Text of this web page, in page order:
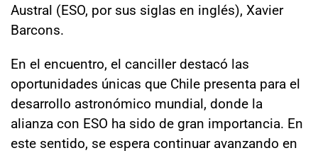
Austral (ESO, por sus siglas en inglés), Xavier
Barcons.
En el encuentro, el canciller destacó las
oportunidades únicas que Chile presenta para el
desarrollo astronómico mundial, donde la
alianza con ESO ha sido de gran importancia. En
este sentido, se espera continuar avanzando en